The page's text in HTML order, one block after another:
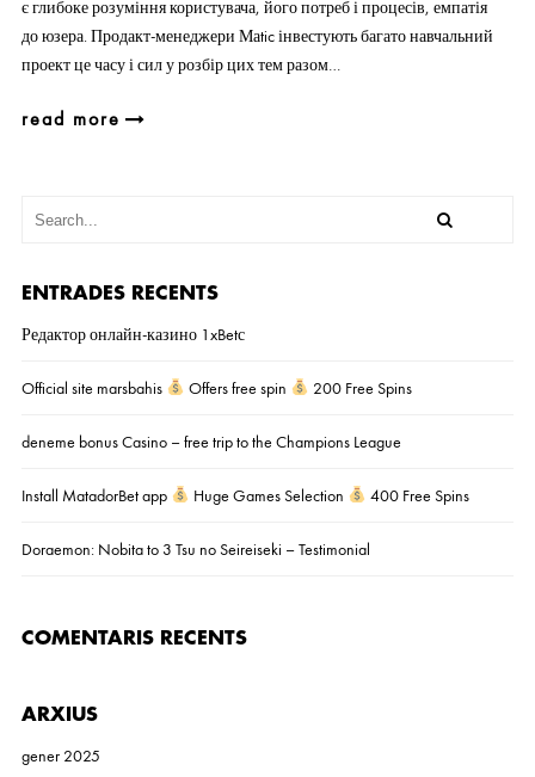
є глибоке розуміння користувача, його потреб і процесів, емпатія
до юзера. Продакт-менеджери Маtic інвестують багато навчальний
проект це часу і сил у розбір цих тем разом…
read more
ENTRADES RECENTS
Редактор онлайн-казино 1xBetс
Official site marsbahis Offers free spin 200 Free Spins
deneme bonus Casino – free trip to the Champions League
Install MatadorBet app Huge Games Selection 400 Free Spins
Doraemon: Nobita to 3 Tsu no Seireiseki – Testimonial
COMENTARIS RECENTS
ARXIUS
gener 2025